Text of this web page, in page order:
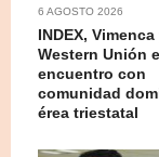
6 AGOSTO 2026
INDEX, Vimenca
Western Unión
encuentro con
comunidad
érea triestatal